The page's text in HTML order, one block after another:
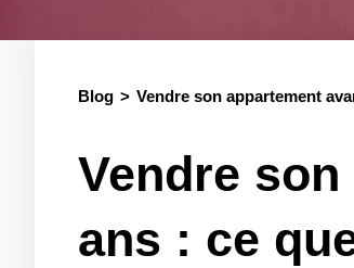
Blog Vendre son appartement
Vendre
ans : ce